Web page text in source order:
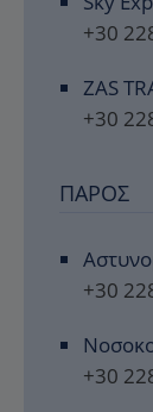
+30
ZAS
ΠΆΡΟΣ
+30
+30